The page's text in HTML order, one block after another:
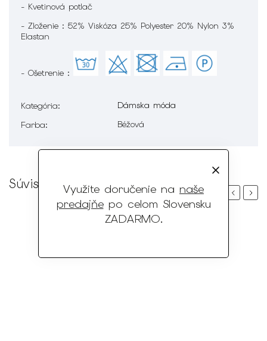
Využite doručenie na naše
predajňepo celom Slovensku
ZADARMO.
- Kvetinová potlač
- Zloženie : 52% Viskóza 25% Polyester 20% Nylon 3%
Elastan
- Ošetrenie :
Kategória:
Dámska móda
Farba: Béžová
Súvisiaci tovar
PreviousNext